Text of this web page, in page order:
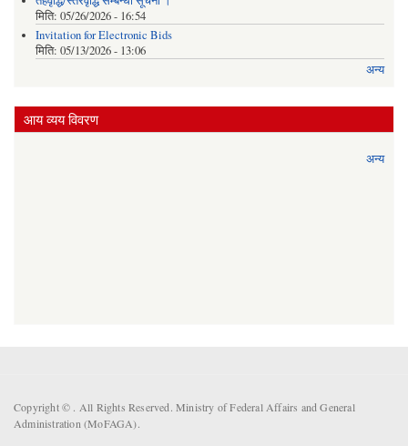
मिति: 05/26/2026 - 16:54
Invitation for Electronic Bids
मिति: 05/13/2026 - 13:06
अन्य
आय व्यय विवरण
अन्य
Copyright © . All Rights Reserved. Ministry of Federal Affairs and General
Administration (MoFAGA).